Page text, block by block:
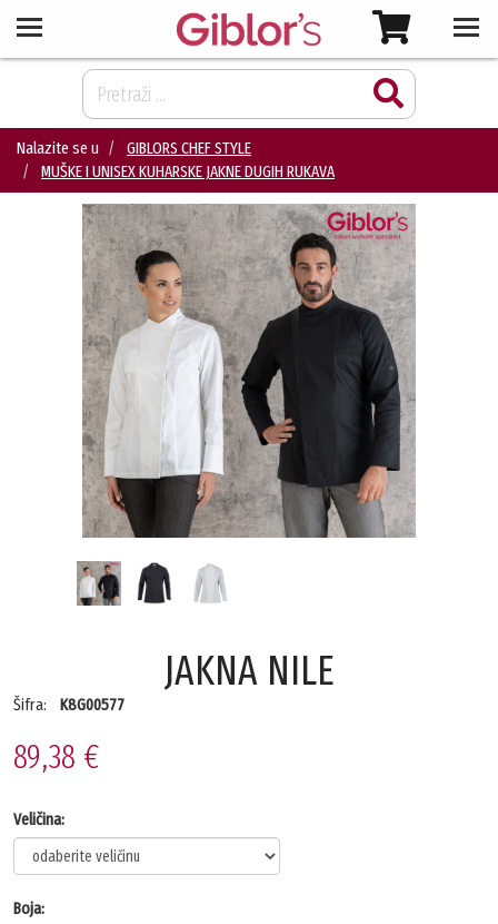
Nalazite se u
GIBLORS CHEF STYLE
MUŠKE I UNISEX KUHARSKE JAKNE DUGIH RUKAVA
JAKNA NILE
Šifra: K8G00577
89,38 €
Veličina:
Boja: